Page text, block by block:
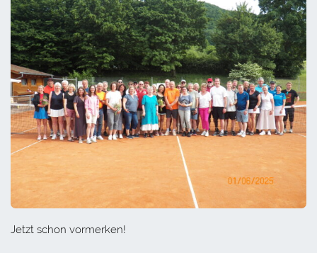
Jetzt schon vormerken!